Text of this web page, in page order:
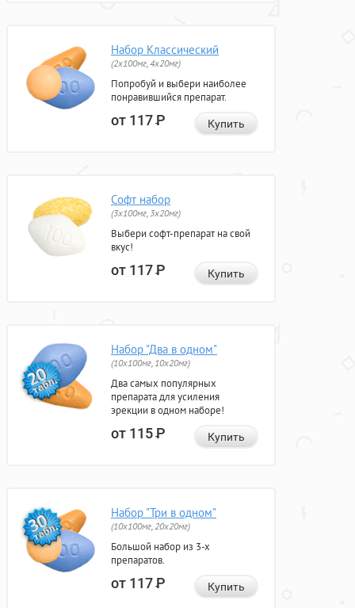
Набор Классический
(2x100мг, 4x20мг)
Попробуй и выбери наиболее
понравившийся препарат.
от 117Р Купить
Софт набор
(3x100мг, 3x20мг)
Выбери софт-препарат на свой
вкус!
от 117Р Купить
Набор "Два в одном"
(10x100мг, 10x20мг)
Два самых популярных
препарата для усиления
эрекции в одном наборе!
от 115Р Купить
Набор "Три в одном"
(10x100мг, 20x20мг)
Большой набор из 3-х
препаратов.
от 117Р Купить